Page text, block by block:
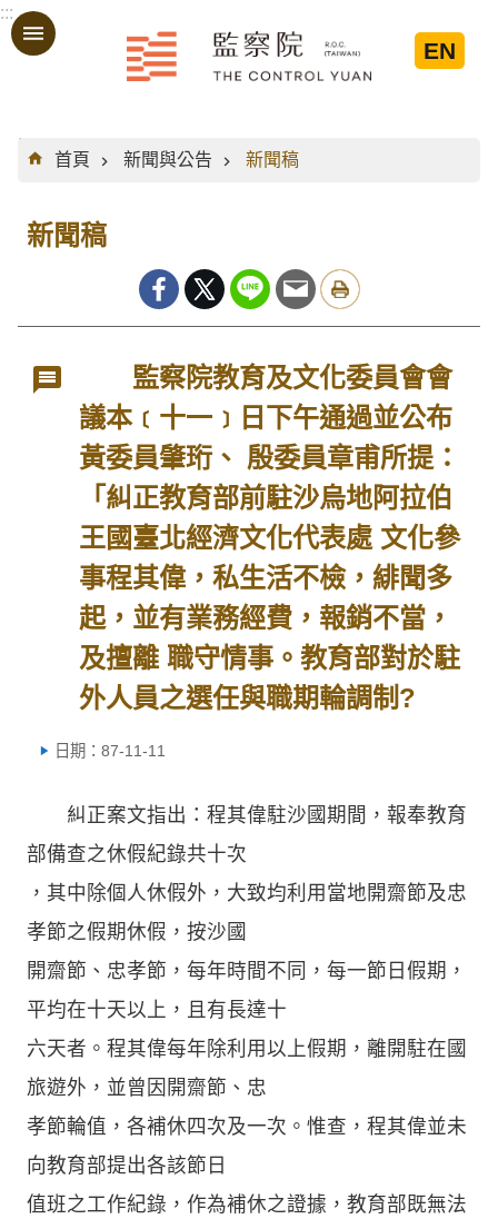
跳到主要內容區塊
:::
EN
:::
首頁
新聞與公告 新聞稿
新聞稿
監察院教育及文化委員會會
議本﹝十一﹞日下午通過並公布
黃委員肇珩、 殷委員章甫所提：
「糾正教育部前駐沙烏地阿拉伯
王國臺北經濟文化代表處 文化參
事程其偉，私生活不檢，緋聞多
起，並有業務經費，報銷不當，
及擅離 職守情事。教育部對於駐
外人員之選任與職期輪調制?
日期：87-11-11
糾正案文指出：程其偉駐沙國期間，報奉教育
部備查之休假紀錄共十次
，其中除個人休假外，大致均利用當地開齋節及忠
孝節之假期休假，按沙國
開齋節、忠孝節，每年時間不同，每一節日假期，
平均在十天以上，且有長達十
六天者。程其偉每年除利用以上假期，離開駐在國
旅遊外，並曾因開齋節、忠
孝節輪值，各補休四次及一次。惟查，程其偉並未
向教育部提出各該節日
值班之工作紀錄，作為補休之證據，教育部既無法